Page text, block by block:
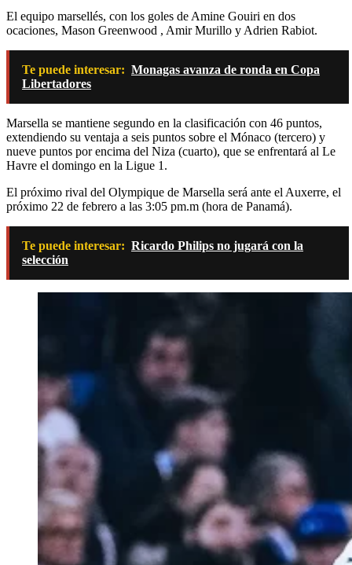
El equipo marsellés, con los goles de Amine Gouiri en dos
ocaciones, Mason Greenwood , Amir Murillo y Adrien Rabiot.
Te puede interesar: Monagas avanza de ronda en Copa
Libertadores
Marsella se mantiene segundo en la clasificación con 46 puntos,
extendiendo su ventaja a seis puntos sobre el Mónaco (tercero) y
nueve puntos por encima del Niza (cuarto), que se enfrentará al Le
Havre el domingo en la Ligue 1.
El próximo rival del Olympique de Marsella será ante el Auxerre, el
próximo 22 de febrero a las 3:05 pm.m (hora de Panamá).
Te puede interesar: Ricardo Philips no jugará con la
selección